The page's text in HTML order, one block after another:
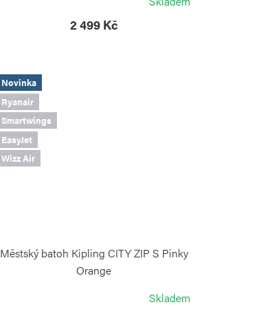
2 499 Kč
Novinka
Ryanair
Smartwings
EasyJet
Wizz Air
Městský batoh Kipling CITY ZIP S Pinky
Orange
Skladem